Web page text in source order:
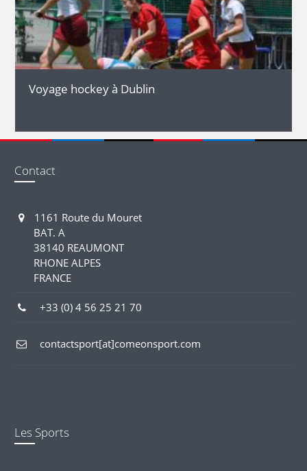
DÉTAILS
Voyage hockey à Dublin
Contact
1161 Route du Mouret
BAT. A
38140 REAUMONT
RHONE ALPES
FRANCE
+33 (0) 4 56 25 21 70
contactsport[at]comeonsport.com
Les Sports